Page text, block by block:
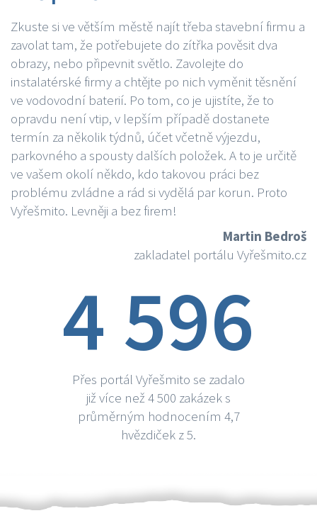
Zkuste si ve větším městě najít třeba stavební firmu a
zavolat tam, že potřebujete do zítřka pověsit dva
obrazy, nebo připevnit světlo. Zavolejte do
instalatérské firmy a chtějte po nich vyměnit těsnění
ve vodovodní baterií. Po tom, co je ujistíte, že to
opravdu není vtip, v lepším případě dostanete
termín za několik týdnů, účet včetně výjezdu,
parkovného a spousty dalších položek. A to je určitě
ve vašem okolí někdo, kdo takovou práci bez
problému zvládne a rád si vydělá par korun. Proto
Vyřešmito. Levněji a bez firem!
Martin Bedroš
zakladatel portálu Vyřešmito.cz
4 596
Přes portál Vyřešmito se zadalo
již více než 4 500 zakázek s
průměrným hodnocením 4,7
hvězdiček z 5.